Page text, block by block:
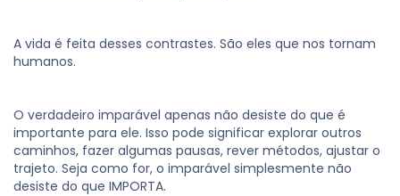
A vida é feita desses contrastes. São eles que nos tornam
humanos.
O verdadeiro imparável apenas não desiste do que é
importante para ele. Isso pode significar explorar outros
caminhos, fazer algumas pausas, rever métodos, ajustar o
trajeto. Seja como for, o imparável simplesmente não
desiste do que IMPORTA.